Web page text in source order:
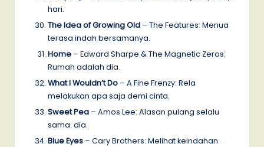
hari.
The Idea of Growing Old – The Features: Menua
terasa indah bersamanya.
Home – Edward Sharpe & The Magnetic Zeros:
Rumah adalah dia.
What I Wouldn’t Do – A Fine Frenzy: Rela
melakukan apa saja demi cinta.
Sweet Pea – Amos Lee: Alasan pulang selalu
sama: dia.
Blue Eyes – Cary Brothers: Melihat keindahan